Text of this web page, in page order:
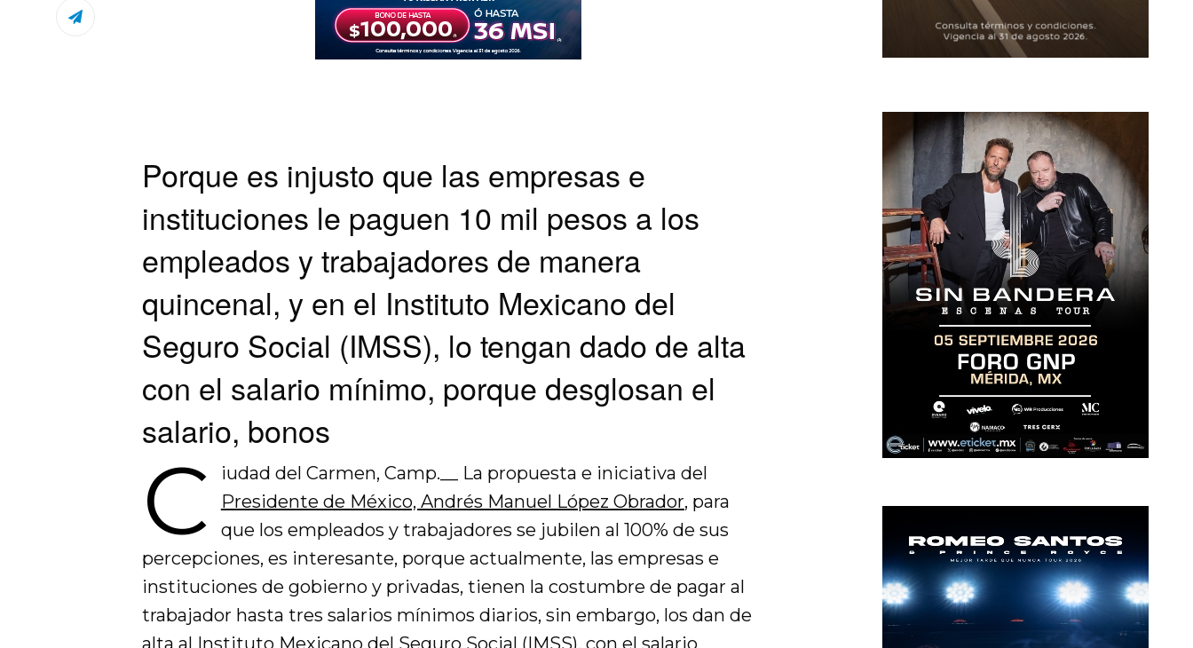
Porque es injusto que las empresas e
instituciones le paguen 10 mil pesos a los
empleados y trabajadores de manera
quincenal, y en el Instituto Mexicano del
Seguro Social (IMSS), lo tengan dado de alta
con el salario mínimo, porque desglosan el
salario, bonos
C
iudad del Carmen, Camp.__ La propuesta e iniciativa del
Presidente de México, Andrés Manuel López Obrador, para
que los empleados y trabajadores se jubilen al 100% de sus
percepciones, es interesante, porque actualmente, las empresas e
instituciones de gobierno y privadas, tienen la costumbre de pagar al
trabajador hasta tres salarios mínimos diarios, sin embargo, los dan de
alta al Instituto Mexicano del Seguro Social (IMSS), con el salario